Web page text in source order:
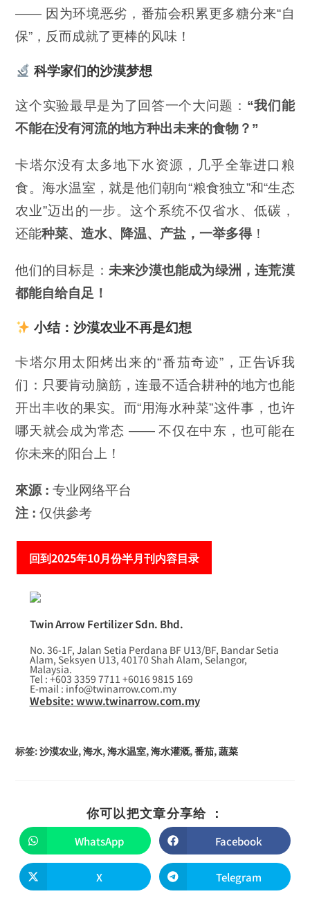
—— 因为环境恶劣，番茄会积累更多糖分来“自
保”，反而成就了更棒的风味！
科学家们的沙漠梦想
这个实验最早是为了回答一个大问题： “我们能
不能在没有河流的地方种出未来的食物？”
卡塔尔没有太多地下水资源，几乎全靠进口粮
食。海水温室，就是他们朝向“粮食独立”和“生态
农业”迈出的一步。这个系统不仅省水、低碳，
还能种菜、造水、降温、产盐，一举多得 ！
他们的目标是： 未来沙漠也能成为绿洲，连荒漠
都能自给自足！
小结：沙漠农业不再是幻想
卡塔尔用太阳烤出来的“番茄奇迹”，正告诉我
们：只要肯动脑筋，连最不适合耕种的地方也能
开出丰收的果实。而“用海水种菜”这件事，也许
哪天就会成为常态 —— 不仅在中东，也可能在
你未来的阳台上！
來源 : 专业网络平台
注 : 仅供參考
回到2025年10月份半月刊内容目录
Twin Arrow Fertilizer Sdn. Bhd.
No. 36-1F, Jalan Setia Perdana BF U13/BF, Bandar Setia
Alam, Seksyen U13, 40170 Shah Alam, Selangor,
Malaysia.
Tel : +603 3359 7711 +6016 9815 169
E-mail : info@twinarrow.com.my
Website: www.twinarrow.com.my
标签:沙漠农业,海水,海水温室,海水灌溉,番茄,蔬菜
你可以把文章分享给 ：
WhatsApp Facebook
X Telegram